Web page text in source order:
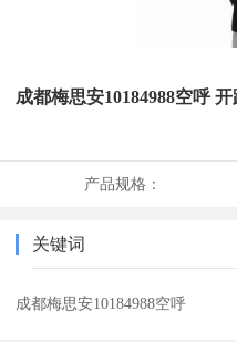
成都梅思安10184988空呼
产品规格：
关键词
成都梅思安10184988空呼